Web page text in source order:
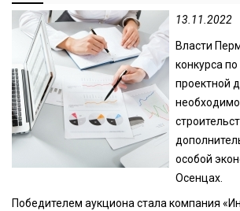
13.11.2022
Власти
конкурса
проектной
особой
Осенцах.
Победителем аукциона стала компания